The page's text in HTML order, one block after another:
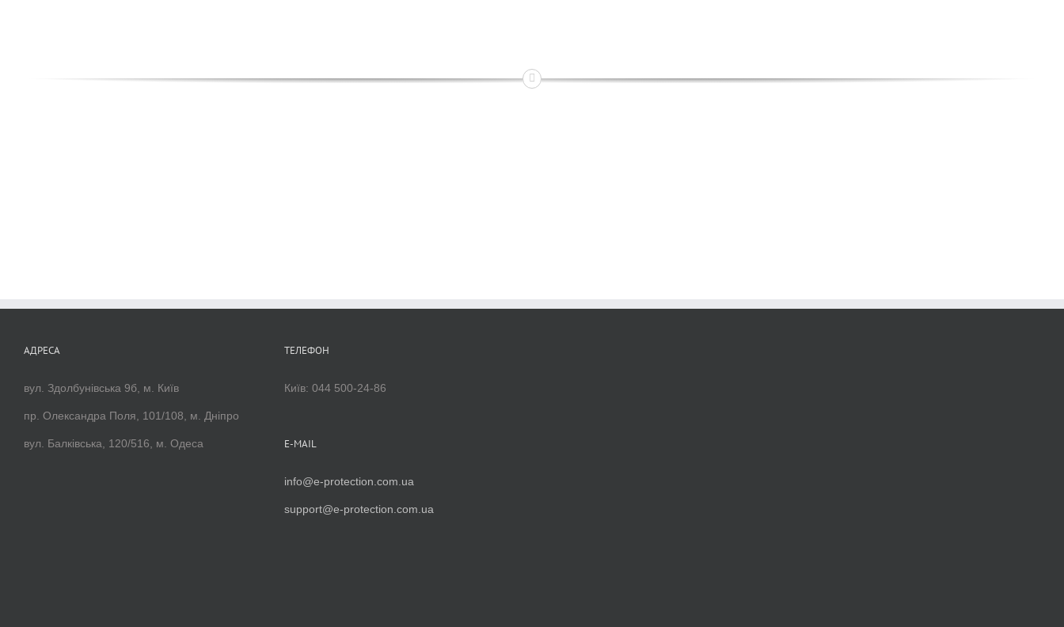
АДРЕСА
вул. Здолбунівська 9б, м. Київ
пр. Олександра Поля, 101/108, м. Дніпро
вул. Балківська, 120/516, м. Одеса
ТЕЛЕФОН
Київ: 044 500-24-86
E-MAIL
info@e-protection.com.ua
support@e-protection.com.ua